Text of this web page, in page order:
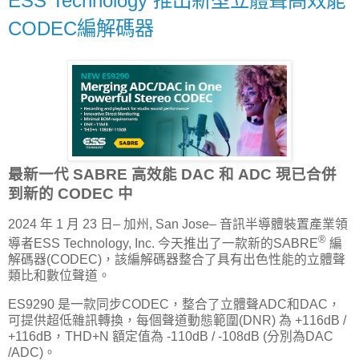
CODEC編解碼器
最新一代 SABRE 高效能 DAC 和 ADC 現已合併
到新的 CODEC 中
2024 年 1 月 23 日– 加州, San Jose– 音訊半導體裝置產業領
導者ESS Technology, Inc. 今天推出了一款新的SABRE® 編
解碼器(CODEC)，該編解碼器整合了具有出色性能的立體聲
類比和數位聲道。
ES9290 是一款同步CODEC，整合了立體聲ADC和DAC，
可提供超低雜訊轉換，每個聲道動態範圍(DNR) 為 +116dB /
+116dB，THD+N 額定值為 -110dB / -108dB (分別為DAC
/ADC)。